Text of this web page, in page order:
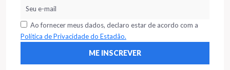
Ao fornecer meus dados, declaro estar de acordo com a
Política de Privacidade do Estadão.